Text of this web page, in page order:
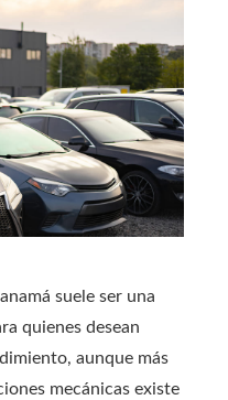
suele ser una
quienes desean
aunque más
mecánicas existe